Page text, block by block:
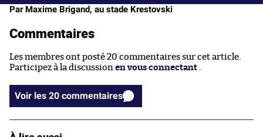
Par Maxime Brigand, au stade Krestovski
Commentaires
Les membres ont posté 20 commentaires sur cet article.
Participez à la discussion en vous connectant .
Voir les 20 commentaires